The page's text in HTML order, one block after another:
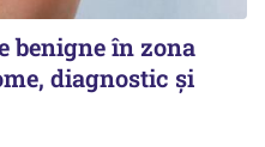
benigne în zona
diagnostic și